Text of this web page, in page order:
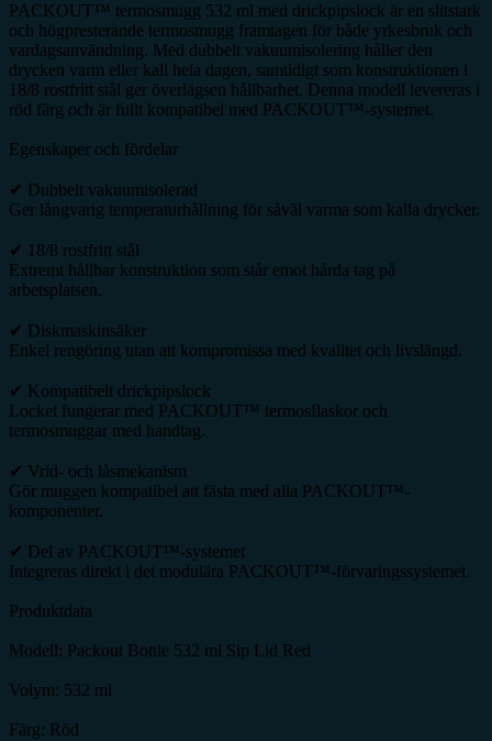
PACKOUT™ termosmugg 532 ml med drickpipslock är en slitstark
och högpresterande termosmugg framtagen för både yrkesbruk och
vardagsanvändning. Med dubbelt vakuumisolering håller den
drycken varm eller kall hela dagen, samtidigt som konstruktionen i
18/8 rostfritt stål ger överlägsen hållbarhet. Denna modell levereras i
röd färg och är fullt kompatibel med PACKOUT™-systemet.
Egenskaper och fördelar
✔ Dubbelt vakuumisolerad
Ger långvarig temperaturhållning för såväl varma som kalla drycker.
✔ 18/8 rostfritt stål
Extremt hållbar konstruktion som står emot hårda tag på
arbetsplatsen.
✔ Diskmaskinsäker
Enkel rengöring utan att kompromissa med kvalitet och livslängd.
✔ Kompatibelt drickpipslock
Locket fungerar med PACKOUT™ termosflaskor och
termosmuggar med handtag.
✔ Vrid- och låsmekanism
Gör muggen kompatibel att fästa med alla PACKOUT™-
komponenter.
✔ Del av PACKOUT™-systemet
Integreras direkt i det modulära PACKOUT™-förvaringssystemet.
Produktdata
Modell: Packout Bottle 532 ml Sip Lid Red
Volym: 532 ml
Färg: Röd